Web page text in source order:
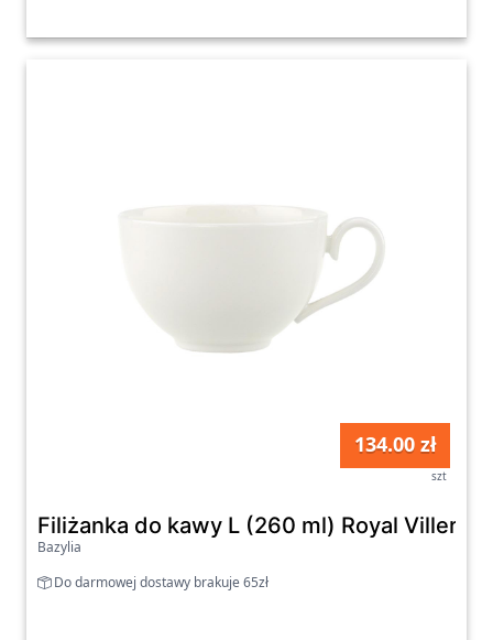
134.00 zł
szt
Filiżanka do kawy L (260 ml) Royal Villeroy
Bazylia
Do darmowej dostawy brakuje 65zł